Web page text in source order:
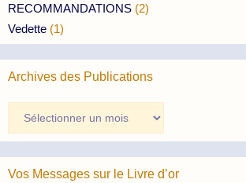
RECOMMANDATIONS (2)
Vedette (1)
Archives des Publications
des
Publications
Vos Messages sur le Livre d’or